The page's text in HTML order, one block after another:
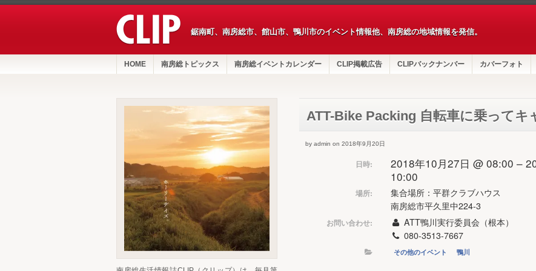
鋸南町、南房総市、館山市、鴨川市のイベント情報他、南房総の地域情報を発信。
HOME 南房総トピックス 南房総イベントカレンダー CLIP掲載広告 CLIPバックナンバー カバーフォト
ATT-Bike Packing 自転車に乗ってキ
by admin on 2018年9月20日
日時:
2018年10月27日 @ 08:00 –
10:00
場所:
集合場所：平群クラブハウス
南房総市平久里中224-3
お問い合わせ:
ATT鴨川実行委員会（根本）
080-3513-7667
その他のイベント 鴨川